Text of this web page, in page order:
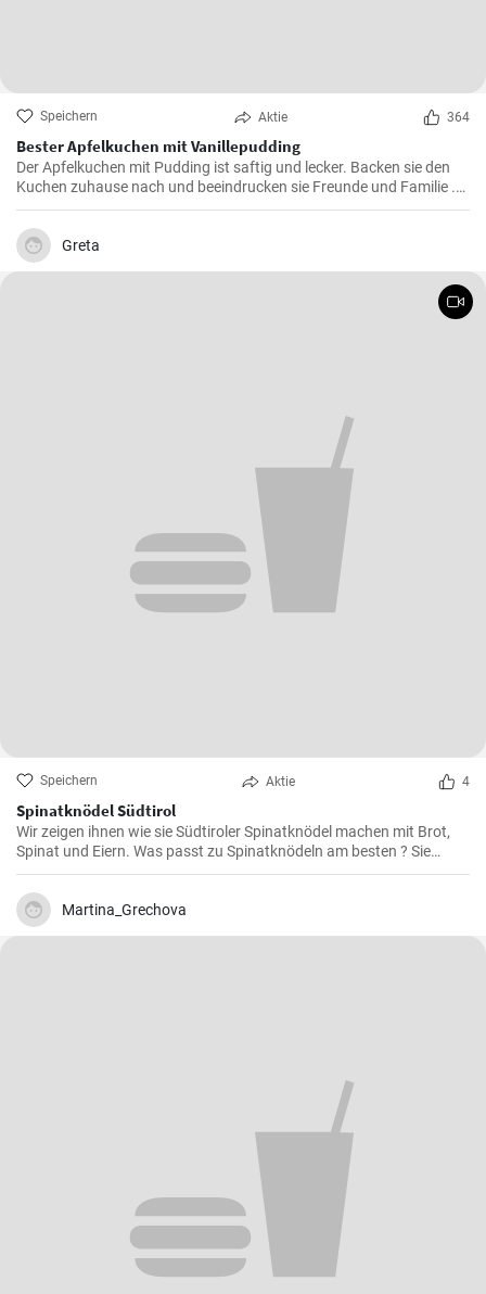
Speichern Aktie 364
Bester Apfelkuchen mit Vanillepudding
Der Apfelkuchen mit Pudding ist saftig und lecker. Backen sie den
Kuchen zuhause nach und beeindrucken sie Freunde und Familie .
Passend zur Herbstzeit in der Apfelernte.
Greta
Speichern Aktie 4
Spinatknödel Südtirol
Wir zeigen ihnen wie sie Südtiroler Spinatknödel machen mit Brot,
Spinat und Eiern. Was passt zu Spinatknödeln am besten ? Sie
werden mit flüssiger Butter übergossen und mit Parmesamkäse
besteut. Ein Gaumenschmaus aus Österreich .
Martina_Grechova